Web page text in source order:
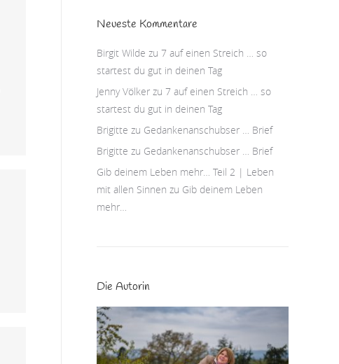
Neueste Kommentare
Birgit Wilde zu 7 auf einen Streich … so
startest du gut in deinen Tag
Jenny Völker zu 7 auf einen Streich … so
startest du gut in deinen Tag
Brigitte zu Gedankenanschubser … Brief
Brigitte zu Gedankenanschubser … Brief
Gib deinem Leben mehr… Teil 2 | Leben
mit allen Sinnen zu Gib deinem Leben
mehr…
Die Autorin